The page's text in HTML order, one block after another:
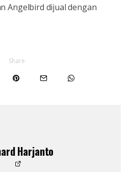
Angelbird dijual dengan
Share
Harjanto